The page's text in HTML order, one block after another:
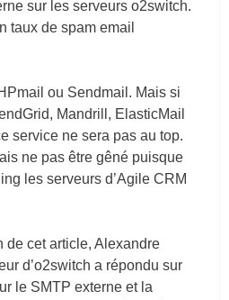
sur les serveurs o2switch.
taux de spam email
ou Sendmail. Mais si
Mandrill, ElasticMail
service ne sera pas au top.
ne pas être gêné puisque
les serveurs d’Agile CRM
de cet article, Alexandre
d’o2switch a répondu sur
le SMTP externe et la